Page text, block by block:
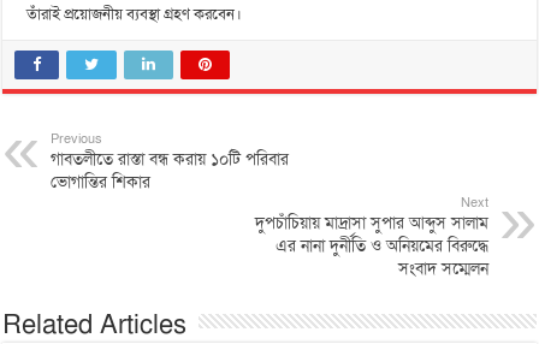
তাঁরাই প্রয়োজনীয় ব্যবস্থা গ্রহণ করবেন।
Previous
গাবতলীতে রাস্তা বন্ধ করায় ১০টি পরিবার
ভোগান্তির শিকার
Next
দুপচাঁচিয়ায় মাদ্রাসা সুপার আব্দুস সালাম
এর নানা দুর্নীতি ও অনিয়মের বিরুদ্ধে
সংবাদ সম্মেলন
Related Articles